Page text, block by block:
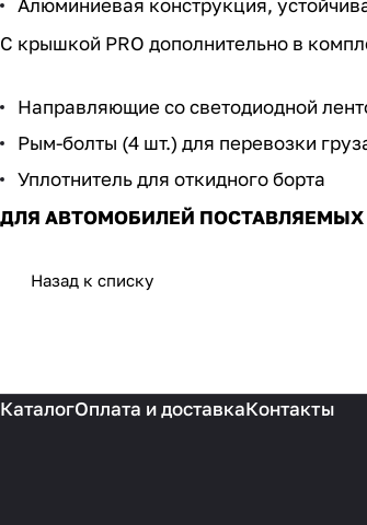
Алюминиевая конструкция,
С крышкой PRO дополнительно в
Направляющие со светодиодной
Рым-болты (4 шт.) для перевозки
Уплотнитель для откидного борта
ДЛЯ АВТОМОБИЛЕЙ ПОСТАВЛЯЕМЫХ
Назад к списку
КаталогОплата и доставкаКонтакты